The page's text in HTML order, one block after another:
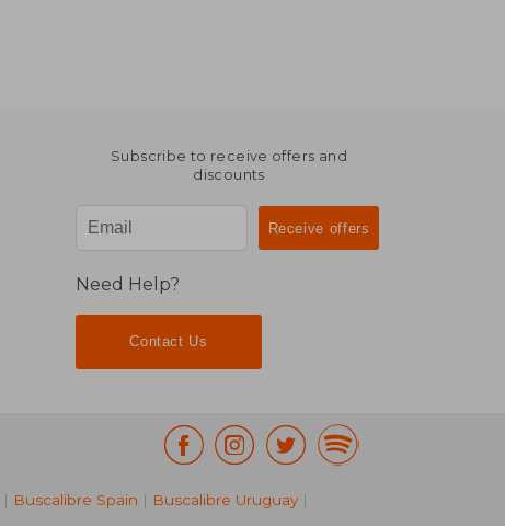
Subscribe to receive offers and
discounts
Need Help?
Contact Us
| Buscalibre Spain | Buscalibre Uruguay |